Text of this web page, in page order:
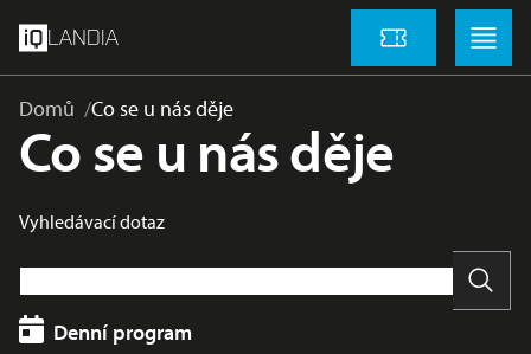
LANDIA Vstupenky
Menu
Domů Co se u nás děje
Co se u nás děje
Vyhledávací dotaz
Denní program